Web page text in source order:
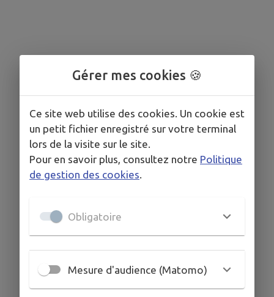
Gérer mes cookies 🍪
Ce site web utilise des cookies. Un cookie est
un petit fichier enregistré sur votre terminal
lors de la visite sur le site.
Pour en savoir plus, consultez notre Politique
de gestion des cookies.
Obligatoire
Mesure d'audience (Matomo)